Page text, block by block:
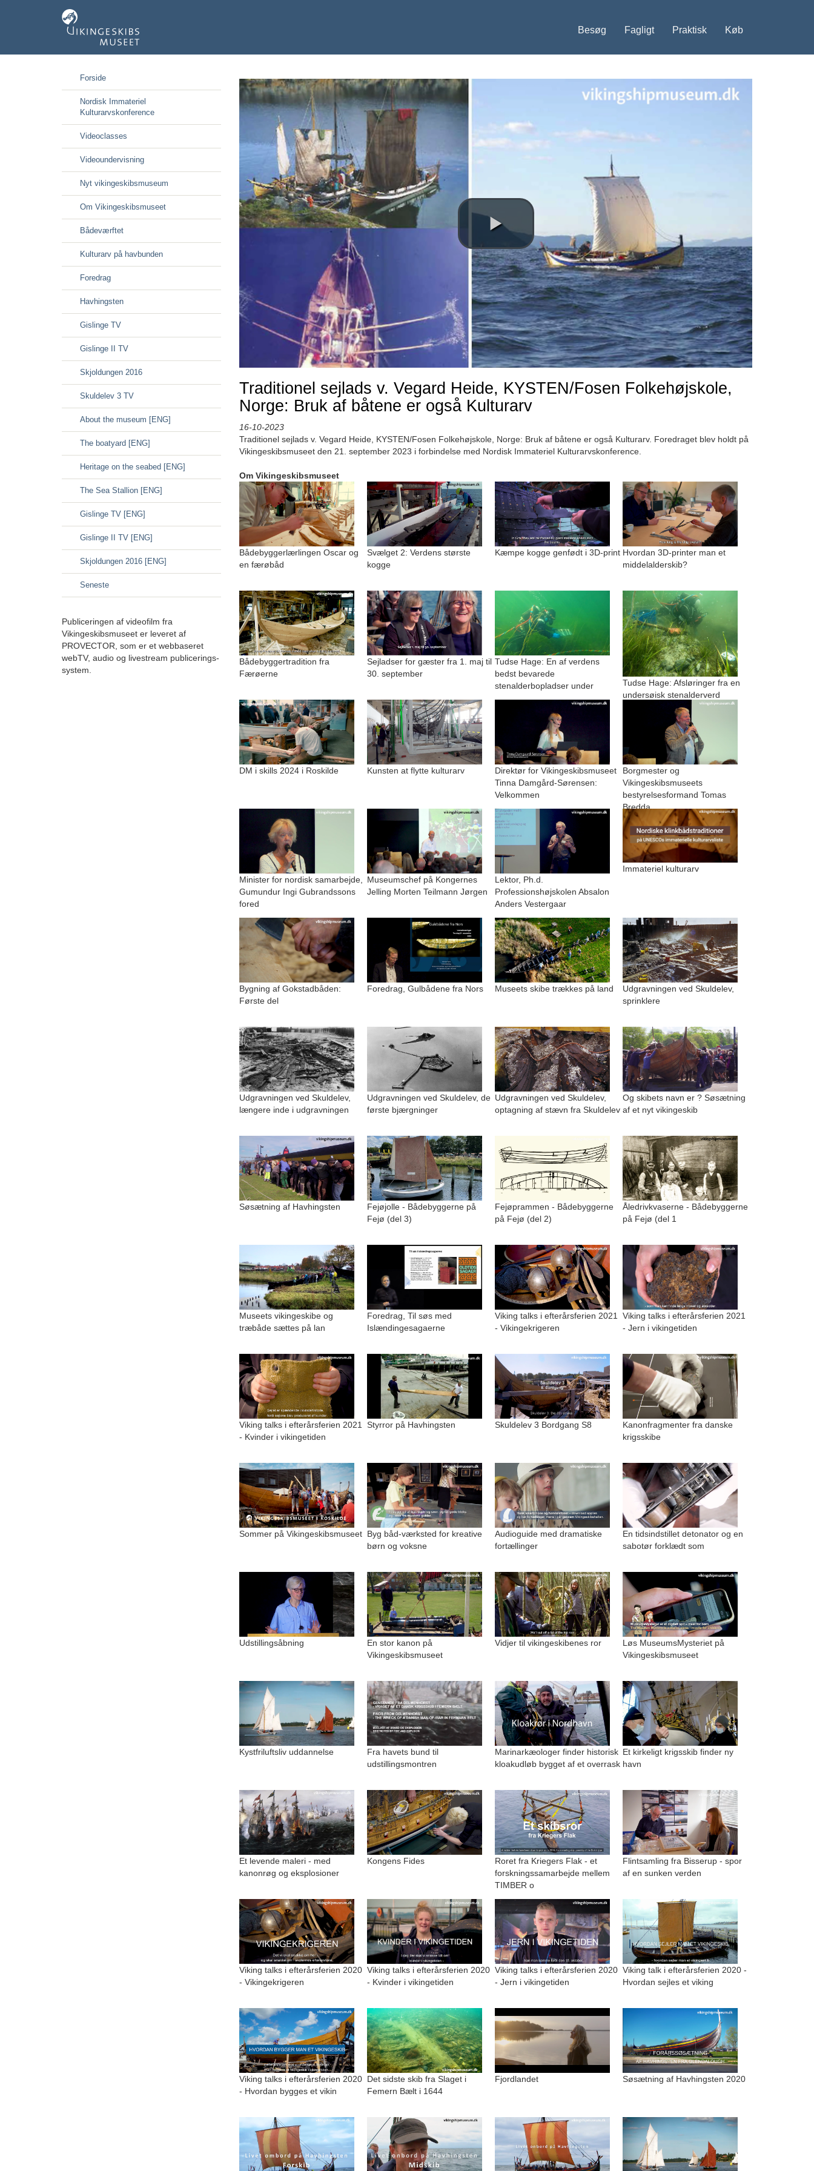
Besøg Fagligt Praktisk Køb
Forside
Nordisk Immateriel
Kulturarvskonference
Videoclasses
Videoundervisning
Nyt vikingeskibsmuseum
Om Vikingeskibsmuseet
Bådeværftet
Kulturarv på havbunden
Foredrag
Havhingsten
Gislinge TV
Gislinge II TV
Skjoldungen 2016
Skuldelev 3 TV
About the museum [ENG]
The boatyard [ENG]
Heritage on the seabed [ENG]
The Sea Stallion [ENG]
Gislinge TV [ENG]
Gislinge II TV [ENG]
Skjoldungen 2016 [ENG]
Seneste
Publiceringen af videofilm fra
Vikingeskibsmuseet er leveret af
PROVECTOR, som er et webbaseret
webTV, audio og livestream publicerings-
system.
Traditionel sejlads v. Vegard Heide, KYSTEN/Fosen Folkehøjskole,
Norge: Bruk af båtene er også Kulturarv
16-10-2023
Traditionel sejlads v. Vegard Heide, KYSTEN/Fosen Folkehøjskole, Norge: Bruk af båtene er også Kulturarv. Foredraget blev holdt på
Vikingeskibsmuseet den 21. september 2023 i forbindelse med Nordisk Immateriel Kulturarvskonference.
Om Vikingeskibsmuseet
Bådebyggerlærlingen Oscar og
en færøbåd
Svælget 2: Verdens største
kogge
Kæmpe kogge genfødt i 3D-print Hvordan 3D-printer man et
middelalderskib?
Bådebyggertradition fra
Færøerne
Sejladser for gæster fra 1. maj til
30. september
Tudse Hage: En af verdens
bedst bevarede
stenalderbopladser under
Tudse Hage: Afsløringer fra en
undersøisk stenalderverd
DM i skills 2024 i Roskilde Kunsten at flytte kulturarv
Direktør for Vikingeskibsmuseet
Tinna Damgård-Sørensen:
Velkommen
Borgmester og
Vikingeskibsmuseets
bestyrelsesformand Tomas
Bredda
Minister for nordisk samarbejde,
Gumundur Ingi Gubrandssons
fored
Museumschef på Kongernes
Jelling Morten Teilmann Jørgen
Lektor, Ph.d.
Professionshøjskolen Absalon
Anders Vestergaar
Immateriel kulturarv
Bygning af Gokstadbåden:
Første del
Foredrag, Gulbådene fra Nors Museets skibe trækkes på land
Udgravningen ved Skuldelev,
sprinklere
Udgravningen ved Skuldelev,
længere inde i udgravningen
Udgravningen ved Skuldelev, de
første bjærgninger
Udgravningen ved Skuldelev,
optagning af stævn fra Skuldelev
Og skibets navn er ? Søsætning
af et nyt vikingeskib
Søsætning af Havhingsten
Fejøjolle - Bådebyggerne på
Fejø (del 3)
Fejøprammen - Bådebyggerne
på Fejø (del 2)
Åledrivkvaserne - Bådebyggerne
på Fejø (del 1
Museets vikingeskibe og
træbåde sættes på lan
Foredrag, Til søs med
Islændingesagaerne
Viking talks i efterårsferien 2021
- Vikingekrigeren
Viking talks i efterårsferien 2021
- Jern i vikingetiden
Viking talks i efterårsferien 2021
- Kvinder i vikingetiden
Styrror på Havhingsten Skuldelev 3 Bordgang S8
Kanonfragmenter fra danske
krigsskibe
Sommer på Vikingeskibsmuseet Byg båd-værksted for kreative
børn og voksne
Audioguide med dramatiske
fortællinger
En tidsindstillet detonator og en
sabotør forklædt som
Udstillingsåbning
En stor kanon på
Vikingeskibsmuseet
Vidjer til vikingeskibenes ror
Løs MuseumsMysteriet på
Vikingeskibsmuseet
Kystfriluftsliv uddannelse
Fra havets bund til
udstillingsmontren
Marinarkæologer finder historisk
kloakudløb bygget af et overrask
Et kirkeligt krigsskib finder ny
havn
Et levende maleri - med
kanonrøg og eksplosioner
Kongens Fides
Roret fra Kriegers Flak - et
forskningssamarbejde mellem
TIMBER o
Flintsamling fra Bisserup - spor
af en sunken verden
Viking talks i efterårsferien 2020
- Vikingekrigeren
Viking talks i efterårsferien 2020
- Kvinder i vikingetiden
Viking talks i efterårsferien 2020
- Jern i vikingetiden
Viking talk i efterårsferien 2020 -
Hvordan sejles et viking
Viking talks i efterårsferien 2020
- Hvordan bygges et vikin
Det sidste skib fra Slaget i
Femern Bælt i 1644
Fjordlandet Søsætning af Havhingsten 2020